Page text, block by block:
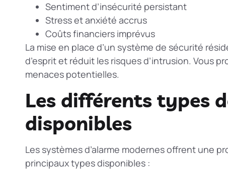
Sentiment d’insécurité persistant
Stress et anxiété accrus
Coûts financiers imprévus
La mise en place d’un système de sécurité
d’esprit et réduit les risques d’intrusion. Vous
menaces potentielles.
Les différents types
disponibles
Les systèmes d’alarme modernes offrent une
principaux types disponibles :